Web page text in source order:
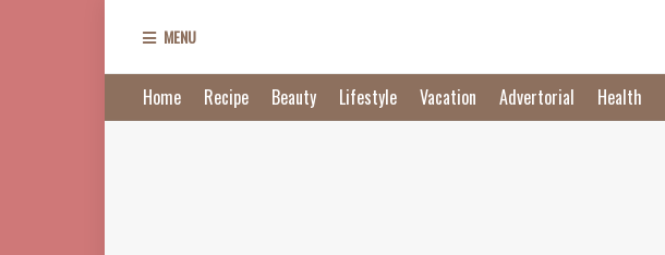
MENU
Home Recipe Beauty Lifestyle Vacation Advertorial Health